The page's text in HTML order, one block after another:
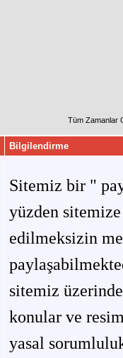
Tüm Zamanlar
Bilgilendirme
Sitemiz bir "
yüzden
edilmeksizin
sitemiz
konular ve
yasal